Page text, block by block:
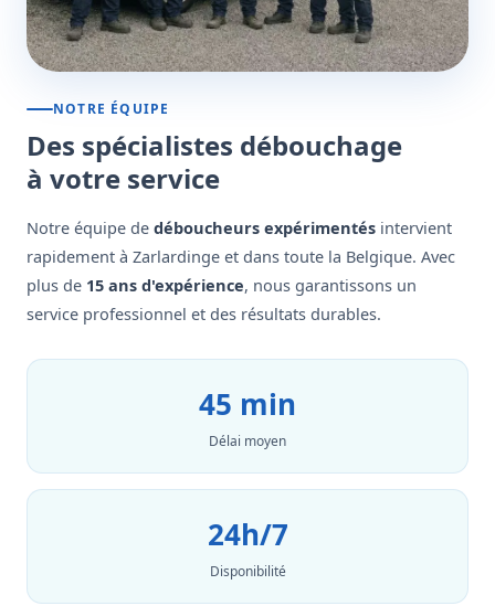
NOTRE ÉQUIPE
Des spécialistes débouchage
à votre service
Notre équipe de déboucheurs expérimentés intervient
rapidement à Zarlardinge et dans toute la Belgique. Avec
plus de 15 ans d'expérience, nous garantissons un
service professionnel et des résultats durables.
45 min
Délai moyen
24h/7
Disponibilité